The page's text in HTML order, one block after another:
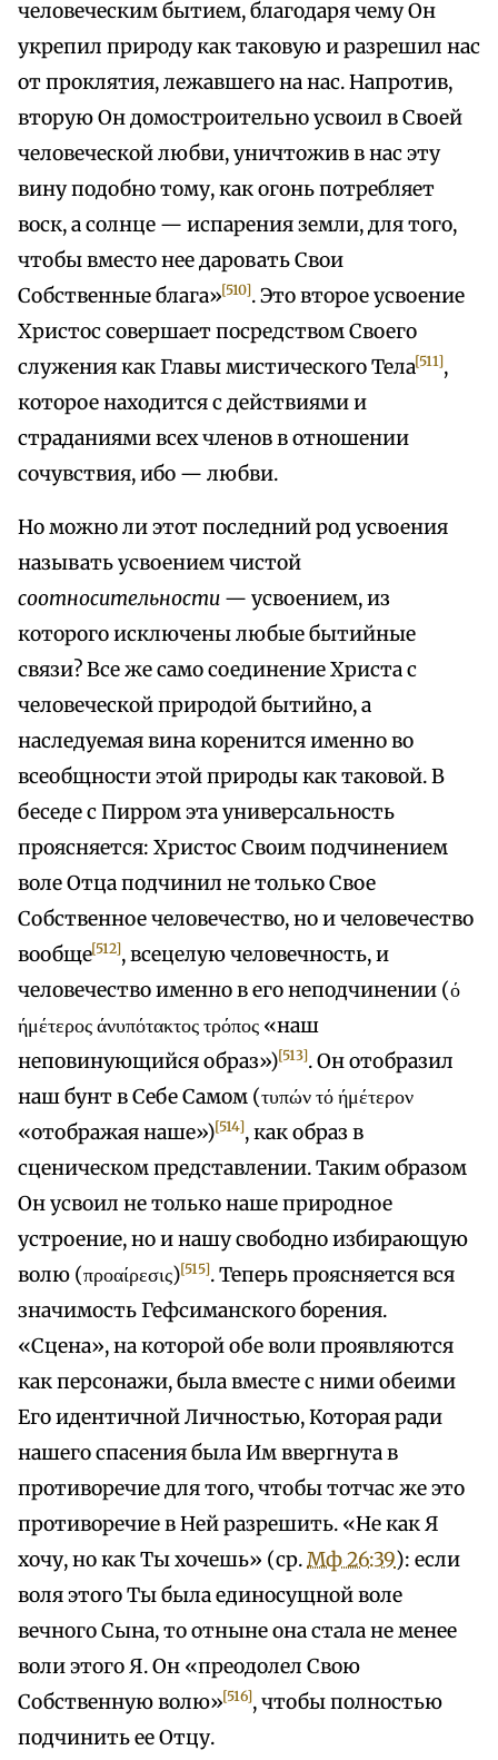
человеческим бытием, благодаря чему Он
укрепил природу как таковую и разрешил нас
от проклятия, лежавшего на нас. Напротив,
вторую Он домостроительно усвоил в Своей
человеческой любви, уничтожив в нас эту
вину подобно тому, как огонь потребляет
воск, а солнце — испарения земли, для того,
чтобы вместо нее даровать Свои
Собственные блага»[510]. Это второе усвоение
Христос совершает посредством Своего
служения как Главы мистического Тела[511],
которое находится с действиями и
страданиями всех членов в отношении
сочувствия, ибо — любви.
Но можно ли этот последний род усвоения
называть усвоением чистой
соотносительности — усвоением, из
которого исключены любые бытийные
связи? Все же само соединение Христа с
человеческой природой бытийно, а
наследуемая вина коренится именно во
всеобщности этой природы как таковой. В
беседе с Пирром эта универсальность
проясняется: Христос Своим подчинением
воле Отца подчинил не только Свое
Собственное человечество, но и человечество
вообще[512], всецелую человечность, и
человечество именно в его неподчинении (ό
ήμέτερος άνυπότακτος τρόπος «наш
неповинующийся образ»)[513]. Он отобразил
наш бунт в Себе Самом (τυπών τό ήμέτερον
«отображая наше»)[514], как образ в
сценическом представлении. Таким образом
Он усвоил не только наше природное
устроение, но и нашу свободно избирающую
волю (προαίρεσις)[515]. Теперь проясняется вся
значимость Гефсиманского борения.
«Сцена», на которой обе воли проявляются
как персонажи, была вместе с ними обеими
Его идентичной Личностью, Которая ради
нашего спасения была Им ввергнута в
противоречие для того, чтобы тотчас же это
противоречие в Ней разрешить. «Не как Я
хочу, но как Ты хочешь» (ср.Мф 26:39): если
воля этого Ты была единосущной воле
вечного Сына, то отныне она стала не менее
воли этого Я. Он «преодолел Свою
Собственную волю»[516], чтобы полностью
подчинить ее Отцу.